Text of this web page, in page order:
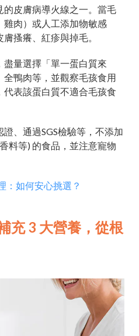
皮膚病導火線之一。當毛
肉）或人工添加物敏感
搔癢、紅疹與掉毛。
量選擇「單一蛋白質來
鴨肉等，並觀察毛孩食用
表該蛋白質不適合毛孩食
、通過SGS檢驗等，不添加
料等) 的食品，並注意寵物
：如何安心挑選？
充 3 大營養，從根